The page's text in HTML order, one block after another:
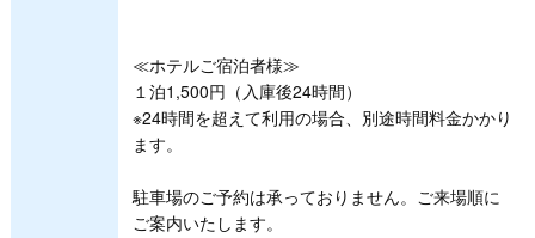
≪ホテルご宿泊者様≫
１泊1,500円（入庫後24時間）
※24時間を超えて利用の場合、別途時間料金かかり
ます。
駐車場のご予約は承っておりません。ご来場順に
ご案内いたします。